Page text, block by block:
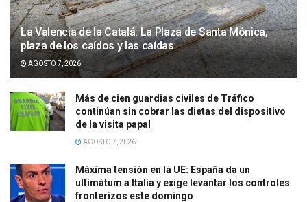
La Valencia de la Catalá: La Plaza de Santa Mónica,
plaza de los caídos y las caídas
AGOSTO 7, 2026
Más de cien guardias civiles de Tráfico
continúan sin cobrar las dietas del dispositivo
de la visita papal
AGOSTO 7, 2026
Máxima tensión en la UE: España da un
ultimátum a Italia y exige levantar los controles
fronterizos este domingo